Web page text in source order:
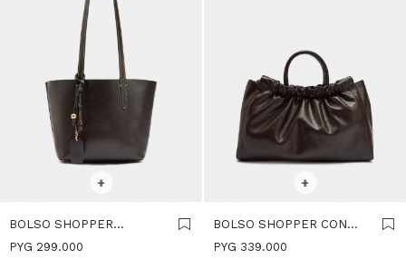
+
BOLSO SHOPPER
REVERSIBLE CON BOLSA
PYG 299.000
+
BOLSO SHOPPER CON
FRUNCIDO - MARRON
PYG 339.000